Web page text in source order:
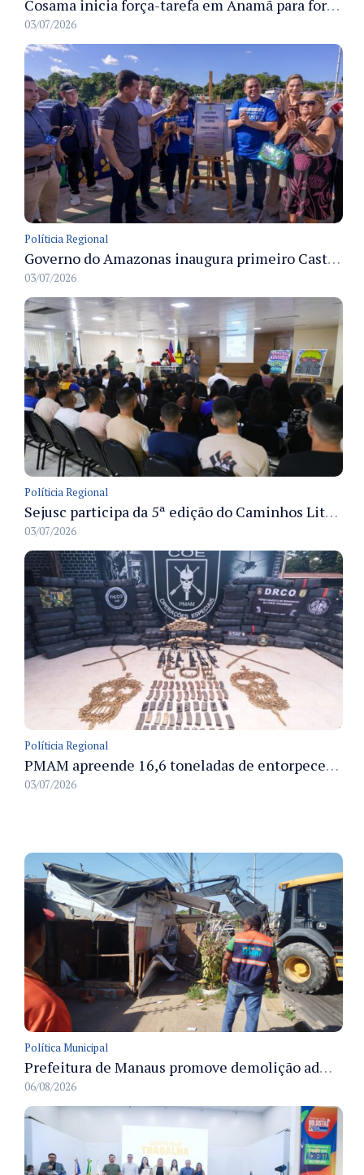
Cosama inicia força-tarefa em Anamã para fortalecer abastecimento de água e segurança hídrica da população
03/07/2026
Políticia Regional
Governo do Amazonas inaugura primeiro Castramóvel Fluvial para atendimento veterinário às comunidades ribeirinhas e castração gratuita
03/07/2026
Políticia Regional
Sejusc participa da 5ª edição do Caminhos Literários com foco na cultura hip-hop nas unidades socioeducativas
03/07/2026
Políticia Regional
PMAM apreende 16,6 toneladas de entorpecentes e registra aumento nas prisões em flagrante e nas capturas de foragidos no primeiro semestre de 2026
03/07/2026
Política Municipal
Prefeitura de Manaus promove demolição administrativa de cinco estruturas que ocupavam calçada pública
06/08/2026